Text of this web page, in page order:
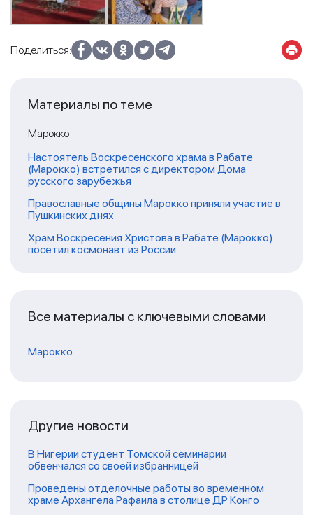
Поделиться:
Материалы по теме
Марокко
Настоятель Воскресенского храма в Рабате
(Марокко) встретился с директором Дома
русского зарубежья
Православные общины Марокко приняли участие в
Пушкинских днях
Храм Воскресения Христова в Рабате (Марокко)
посетил космонавт из России
Все материалы с ключевыми словами
Марокко
Другие новости
В Нигерии студент Томской семинарии
обвенчался со своей избранницей
Проведены отделочные работы во временном
храме Архангела Рафаила в столице ДР Конго